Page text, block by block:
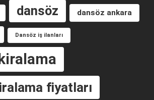
dansöz dansöz ankara
Dansöz iş ilanları
fiyatları